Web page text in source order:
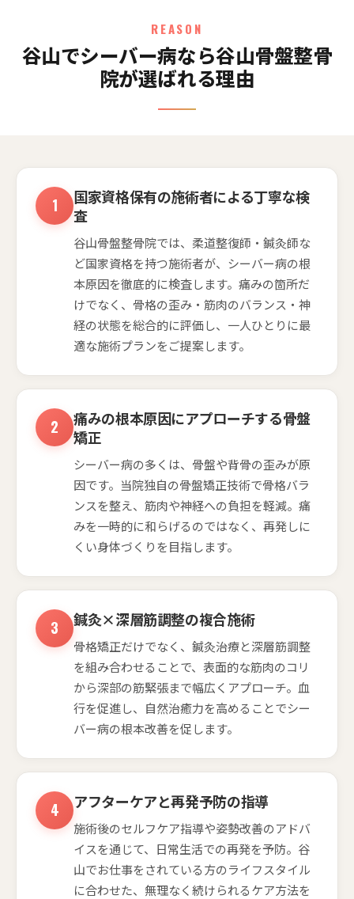
REASON
谷山でシーバー病なら谷山骨盤整骨
院が選ばれる理由
国家資格保有の施術者による丁寧な検
査
谷山骨盤整骨院では、柔道整復師・鍼灸師な
ど国家資格を持つ施術者が、シーバー病の根
本原因を徹底的に検査します。痛みの箇所だ
けでなく、骨格の歪み・筋肉のバランス・神
経の状態を総合的に評価し、一人ひとりに最
適な施術プランをご提案します。
痛みの根本原因にアプローチする骨盤
矯正
シーバー病の多くは、骨盤や背骨の歪みが原
因です。当院独自の骨盤矯正技術で骨格バラ
ンスを整え、筋肉や神経への負担を軽減。痛
みを一時的に和らげるのではなく、再発しに
くい身体づくりを目指します。
鍼灸×深層筋調整の複合施術
骨格矯正だけでなく、鍼灸治療と深層筋調整
を組み合わせることで、表面的な筋肉のコリ
から深部の筋緊張まで幅広くアプローチ。血
行を促進し、自然治癒力を高めることでシー
バー病の根本改善を促します。
アフターケアと再発予防の指導
施術後のセルフケア指導や姿勢改善のアドバ
イスを通じて、日常生活での再発を予防。谷
山でお仕事をされている方のライフスタイル
に合わせた、無理なく続けられるケア方法を